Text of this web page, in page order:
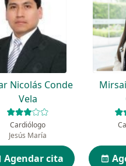
Nicolás Conde
Vela
Cardiólogo
Jesús María
Agendar cita